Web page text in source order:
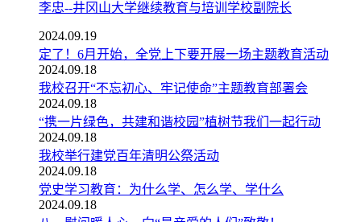
李忠--井冈山大学继续教育与培训学校副院长
2024.09.19
定了！6月开始，全党上下要开展一场主题教育活动
2024.09.18
我校召开“不忘初心、牢记使命”主题教育部署会
2024.09.18
“携一片绿色，共建和谐校园”植树节我们一起行动
2024.09.18
我校举行建党百年清明公祭活动
2024.09.18
党史学习教育：为什么学、怎么学、学什么
2024.09.18